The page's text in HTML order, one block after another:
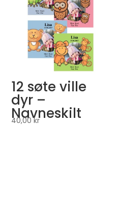
12 søte ville
dyr –
Navneskilt
40,00kr